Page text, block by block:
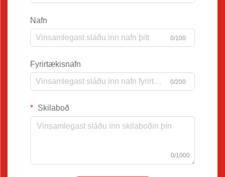
Nafn
0/100
Fyrirtækisnafn
0/200
Skilaboð
0/1000